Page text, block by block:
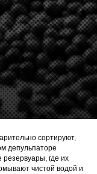
сортируют,
депульпаторе
где их
чистой водой и